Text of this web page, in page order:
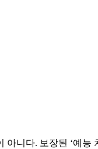
니다. 보장된 ‘예